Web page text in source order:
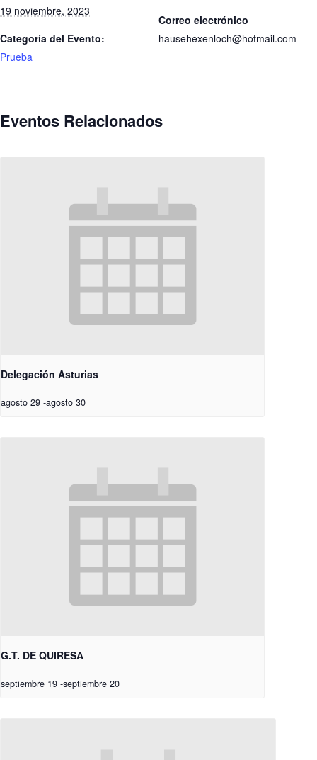
19 noviembre, 2023
Categoría del Evento:
Prueba
Correo electrónico
hausehexenloch@hotmail.com
Eventos Relacionados
Delegación Asturias
agosto 29 -agosto 30
G.T. DE QUIRESA
septiembre 19 -septiembre 20